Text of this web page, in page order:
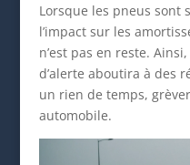
Lorsque les pneus sont
l’impact sur les
n’est pas en reste.
d’alerte aboutira à des
un rien de temps,
automobile.